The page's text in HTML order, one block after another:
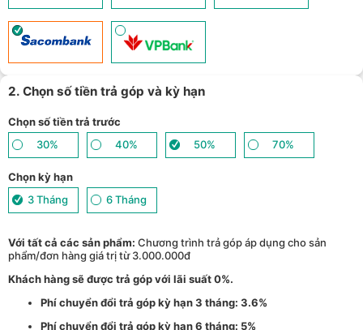
2. Chọn số tiền trả góp và kỳ hạn
Chọn số tiền trả trước
30%
40% 50% 70%
Chọn kỳ hạn
3 Tháng
6 Tháng
Với tất cả các sản phẩm: Chương trình trả góp áp dụng cho sản
phẩm/đơn hàng giá trị từ 3.000.000đ
Khách hàng sẽ được trả góp với lãi suất 0%.
Phí chuyển đổi trả góp kỳ hạn 3 tháng: 3.6%
Phí chuyển đổi trả góp kỳ hạn 6 tháng: 5%